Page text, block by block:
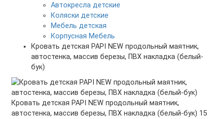
Автокресла детские
Коляски детские
Мебель детская
Корпусная Мебель
Кровать детская PAPI NEW продольный маятник,
автостенка, массив березы, ПВХ накладка (белый-
бук)
Кровать детская PAPI NEW продольный маятник,
автостенка, массив березы, ПВХ накладка (белый-бук) 15